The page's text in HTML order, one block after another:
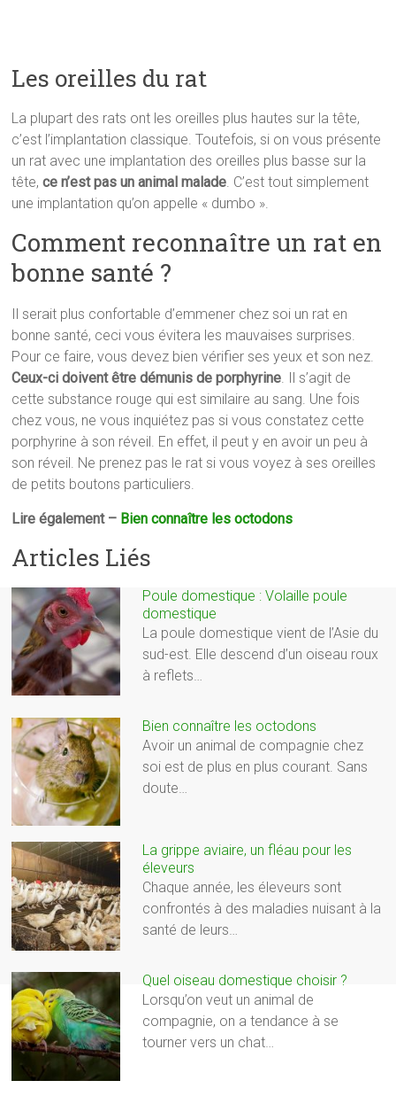
Les oreilles du rat
La plupart des rats ont les oreilles plus hautes sur la tête,
c’est l’implantation classique. Toutefois, si on vous présente
un rat avec une implantation des oreilles plus basse sur la
tête,ce n’est pas un animal malade. C’est tout simplement
une implantation qu’on appelle « dumbo ».
Comment reconnaître un rat en
bonne santé ?
Il serait plus confortable d’emmener chez soi un rat en
bonne santé, ceci vous évitera les mauvaises surprises.
Pour ce faire, vous devez bien vérifier ses yeux et son nez.
Ceux-ci doivent être démunis de porphyrine. Il s’agit de
cette substance rouge qui est similaire au sang. Une fois
chez vous, ne vous inquiétez pas si vous constatez cette
porphyrine à son réveil. En effet, il peut y en avoir un peu à
son réveil. Ne prenez pas le rat si vous voyez à ses oreilles
de petits boutons particuliers.
Lire également – Bien connaître les octodons
Articles Liés
Poule domestique : Volaille poule
domestique
La poule domestique vient de l’Asie du
sud-est. Elle descend d’un oiseau roux
à reflets…
Bien connaître les octodons
Avoir un animal de compagnie chez
soi est de plus en plus courant. Sans
doute…
La grippe aviaire, un fléau pour les
éleveurs
Chaque année, les éleveurs sont
confrontés à des maladies nuisant à la
santé de leurs…
Quel oiseau domestique choisir ?
Lorsqu’on veut un animal de
compagnie, on a tendance à se
tourner vers un chat…